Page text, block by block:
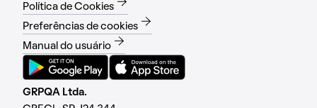
Política de Cookies
Preferências de cookies
Manual do usuário
GRPQA Ltda.